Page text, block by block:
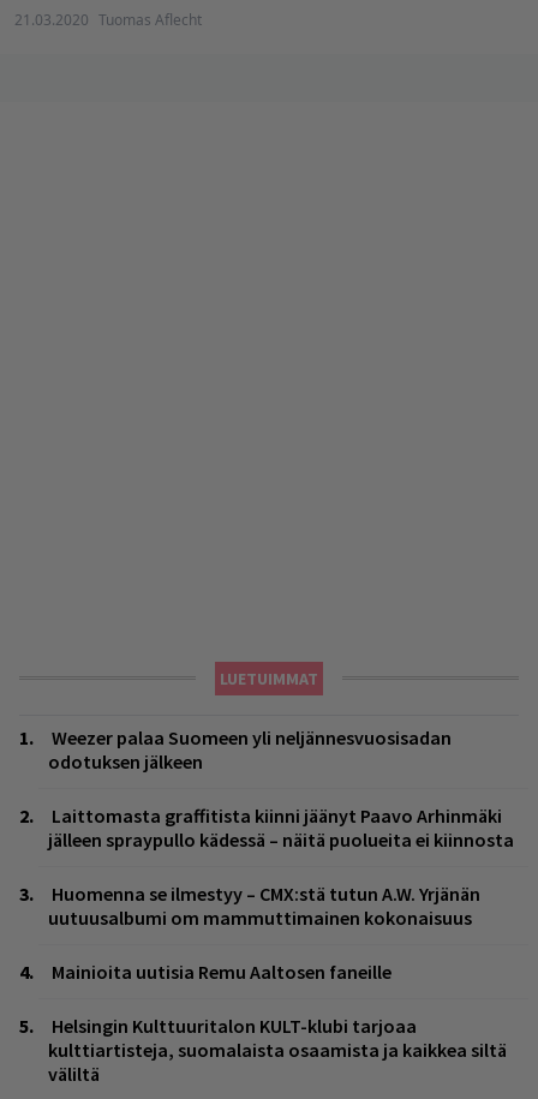
21.03.2020 Tuomas Aflecht
LUETUIMMAT
Weezer palaa Suomeen yli neljännesvuosisadan
odotuksen jälkeen
Laittomasta graffitista kiinni jäänyt Paavo Arhinmäki
jälleen spraypullo kädessä – näitä puolueita ei kiinnosta
Huomenna se ilmestyy – CMX:stä tutun A.W. Yrjänän
uutuusalbumi om mammuttimainen kokonaisuus
Mainioita uutisia Remu Aaltosen faneille
Helsingin Kulttuuritalon KULT-klubi tarjoaa
kulttiartisteja, suomalaista osaamista ja kaikkea siltä
väliltä